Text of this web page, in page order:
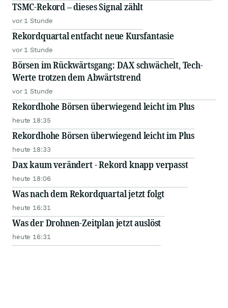
TSMC-Rekord – dieses Signal zählt
vor 1 Stunde
Rekordquartal entfacht neue Kursfantasie
vor 1 Stunde
Börsen im Rückwärtsgang: DAX schwächelt, Tech-
Werte trotzen dem Abwärtstrend
vor 1 Stunde
Rekordhohe Börsen überwiegend leicht im Plus
heute 18:35
Rekordhohe Börsen überwiegend leicht im Plus
heute 18:33
Dax kaum verändert - Rekord knapp verpasst
heute 18:06
Was nach dem Rekordquartal jetzt folgt
heute 16:31
Was der Drohnen-Zeitplan jetzt auslöst
heute 16:31